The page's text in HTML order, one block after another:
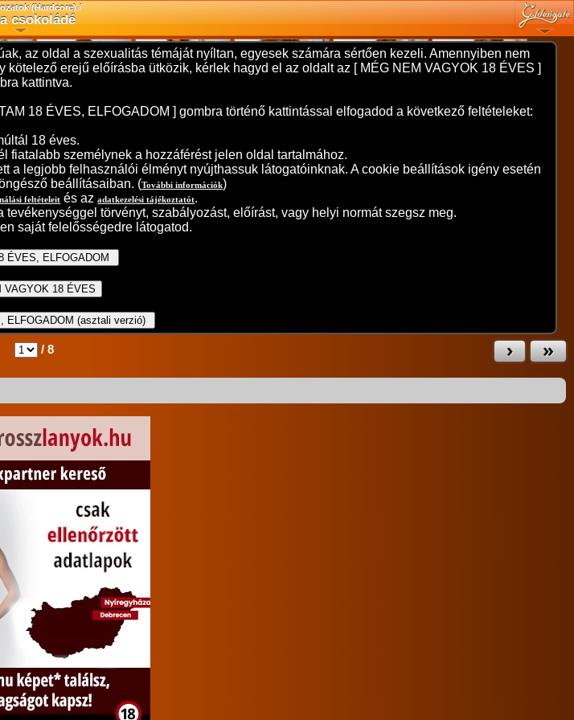
(Hardcore) /
csokoládé
az oldal a szexualitás témáját nyíltan, egyesek számára sértően kezeli. Amennyiben nem
erejű előírásba ütközik, kérlek hagyd el az oldalt az [ MÉG NEM VAGYOK 18 ÉVES ]
kattintva.
18 ÉVES, ELFOGADOM ] gombra történő kattintással elfogadod a következő feltételeket:
18 éves.
fiatalabb személynek a hozzáférést jelen oldal tartalmához.
legjobb felhasználói élményt nyújthassuk látogatóinknak. A cookie beállítások igény esetén
beállításaiban. (További információk)
feltételeit és azadatkezelési tájékoztatót.
törvényt, szabályozást, előírást, vagy helyi normát szegsz meg.
saját felelősségedre látogatod.
»
›
/ 8
háttal lovagló pozicíó